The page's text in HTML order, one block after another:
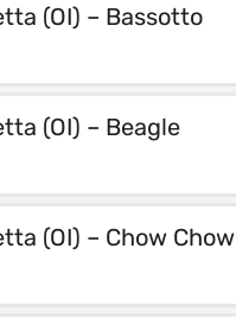
(OI) – Bassotto
(OI) – Beagle
(OI) – Chow Chow